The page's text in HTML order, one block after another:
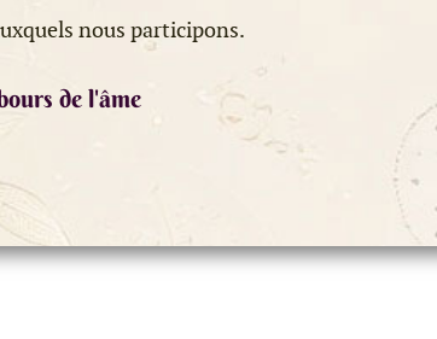
nous participons.
de l'âme